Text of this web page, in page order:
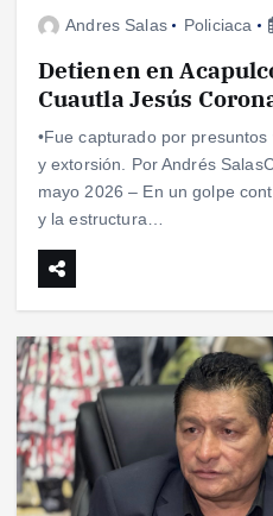
Andres Salas Policiaca
Detienen en
Cuautla Jesús
•Fue capturado por
y extorsión. Por Andrés
mayo 2026 – En un golpe
y la estructura…